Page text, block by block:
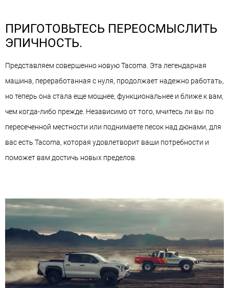
ПРИГОТОВЬТЕСЬ ПЕРЕОСМЫСЛИТЬ
ЭПИЧНОСТЬ.
Представляем совершенно новую Tacoma. Эта легендарная
машина, переработанная с нуля, продолжает надежно работать,
но теперь она стала еще мощнее, функциональнее и ближе к вам,
чем когда-либо прежде. Независимо от того, мчитесь ли вы по
пересеченной местности или поднимаете песок над дюнами, для
вас есть Tacoma, которая удовлетворит ваши потребности и
поможет вам достичь новых пределов.